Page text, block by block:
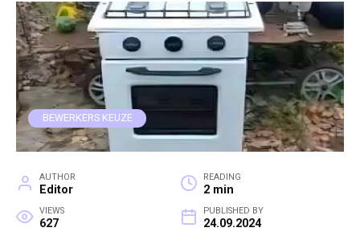
BEWERKERS KEUZE
AUTHOR
Editor
READING
2 min
VIEWS
627
PUBLISHED BY
24.09.2024